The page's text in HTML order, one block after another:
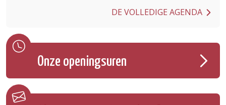
DE VOLLEDIGE AGENDA
Onze openingsuren